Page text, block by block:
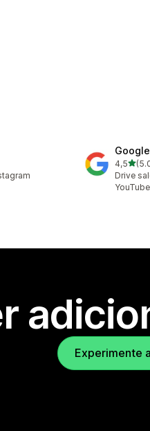
4,5de 5
5062
Drive
YouTube
Experimente